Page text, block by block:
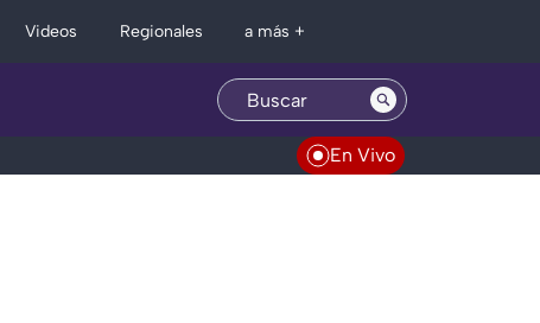
Videos Regionales a más +
En Vivo